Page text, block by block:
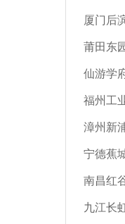
厦门后
莆田东
仙游学
福州工
漳州新
宁德蕉
南昌红
九江长